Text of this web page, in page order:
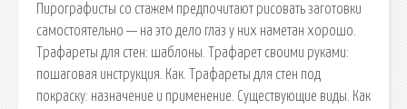
Пирографисты со стажем предпочитают рисовать заготовки
самостоятельно — на это дело глаз у них наметан хорошо.
Трафареты для стен: шаблоны. Трафарет своими руками:
пошаговая инструкция. Как. Трафареты для стен под
покраску: назначение и применение. Существующие виды. Как